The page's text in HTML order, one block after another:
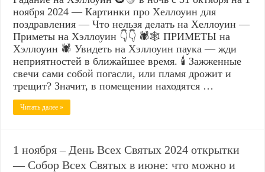
ноября 2024 — Картинки про Хеллоуин для
поздравления — Что нельзя делать на Хеллоуин —
Приметы на Хэллоуин 👇👇 🕷️🕸️ ПРИМЕТЫ на
Хэллоуин 🕷️ Увидеть на Хэллоуин паука — жди
неприятностей в ближайшее время. 🕯️ Зажженные
свечи сами собой погасли, или пламя дрожит и
трещит? Значит, в помещении находятся …
Читать далее »
1 ноября – День Всех Святых 2024 открытки
— Собор Всех Святых в июне: что можно и